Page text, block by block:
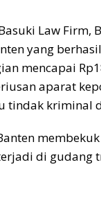
Law Firm,
yang
mencapai
aparat
tindak kriminal
di gudang